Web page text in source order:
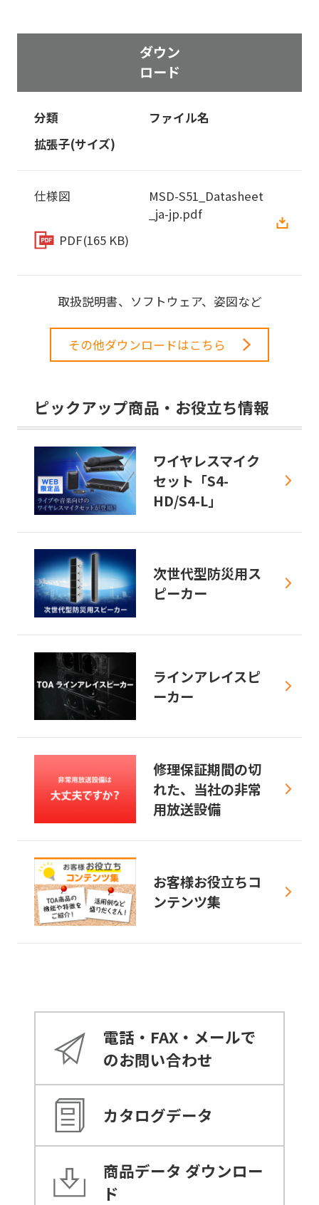
ダウン
ロード
分類
ファイル名
拡張子(サイズ)
仕様図
MSD-S51_Datasheet
_ja-jp.pdf
PDF(165 KB)
取扱説明書、ソフトウェア、姿図など
その他ダウンロードはこちら
ピックアップ商品・お役立ち情報
ワイヤレスマイク
セット「S4-
HD/S4-L」
次世代型防災用ス
ピーカー
ラインアレイスピ
ーカー
修理保証期間の切
れた、当社の非常
用放送設備
お客様お役立ちコ
ンテンツ集
電話・FAX・メールで
のお問い合わせ
カタログデータ
商品データ ダウンロー
ド